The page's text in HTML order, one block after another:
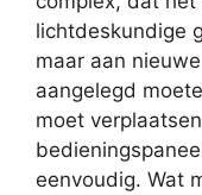
lichtdeskundige
maar aan
aangelegd
moet
eenvoudig. Wat